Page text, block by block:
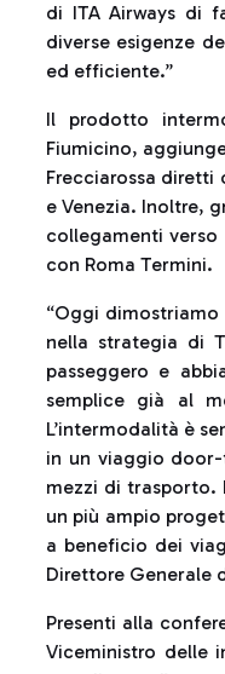
di ITA Airways di
diverse esigenze
ed efficiente.”
Il prodotto
Fiumicino,
Frecciarossa
e Venezia. Inoltre,
collegamenti verso
con Roma Termini.
“Oggi
nella strategia di
passeggero e
semplice già al
L’intermodalità è
in un viaggio
mezzi di trasporto.
un più ampio
a beneficio dei
Direttore Generale
Presenti alla
Viceministro delle